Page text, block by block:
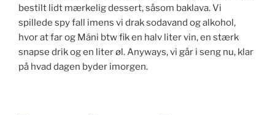
bestilt lidt mærkelig dessert, såsom baklava. Vi
spillede spy fall imens vi drak sodavand og alkohol,
hvor at far og Máni btw fik en halv liter vin, en stærk
snapse drik og en liter øl. Anyways, vi går i seng nu, klar
på hvad dagen byder imorgen.